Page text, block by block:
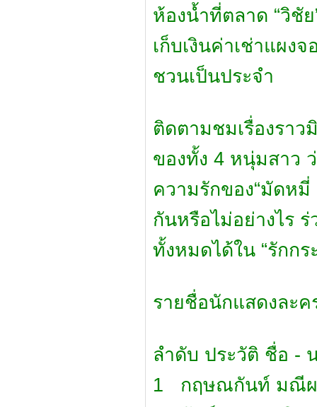
ห้องน้ำที่ตลาด “วิชั
เก็บเงินค่าเช่าแผง
ชวนเป็นประจำ
ติดตามชมเรื่องรา
ของทั้ง 4 หนุ่มสาว
ความรักของ“มัดหมี่
กันหรือไม่อย่างไร
ทั้งหมดได้ใน “รักกร
รายชื่อนักแสดงละค
ลำดับ ประวัติ ชื่อ -
1 กฤษณกันท์ มณี